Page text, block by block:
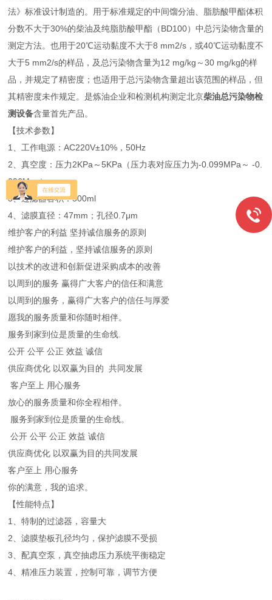
法》标准设计制造的。用于标准规定的中间馏分油、脂肪酸甲酯体积
分数不大于30%的柴油及纯脂肪酸甲酯（BD100）中总污染物含量的
测定方法。也用于20℃运动黏度不大于8 mm2/s，或40℃运动黏度不
大于5 mm2/s的样品，及总污染物含量为12 mg/kg～30 mg/kg的样
品，并规定了精密度；也适用于总污染物含量超出该范围的样品，但
其精密度未作规定。是炼油企业和检测机构测定北京柴油总污染物检
测设备含量首先产品。
【技术参数】
1、工作电源：AC220V±10%，50Hz
2、真空度：压力2KPa～5KPa（压力表对应压力为-0.099MPa～ -0.
096Mpa）
3、过滤器容积：500ml
4、滤膜直径：47mm；孔径0.7μm
维护客户的利益 坚持诚信服务的原则
维护客户的利益，坚持诚信服务的原则
以技术的改进和创新促进采购成本的改善
以周到的服务 赢得广大客户的信任和满意
以周到的服务，赢得广大客户的信任与厚爱
愿我的服务质量和你随时相伴。
服务到家到位是质量的生命线.
公开 公平 公正 效益 诚信
供应商优化 以双赢为目的 共同发展
客户至上 用心服务
放心的服务质量和你全程相伴。
服务到家到位是质量的生命线。
公开 公平 公正 效益 诚信
供应商优化 以双赢为目的共同发展
客户至上 用心服务
你的满意，我的追求。
【性能特点】
1、特制的过滤器，容量大
2、滤膜垫板孔径均匀，保护滤膜不受损
3、配真空泵，真空抽虑压力系统平衡稳定
4、精准压力装置，控制可靠，调节方便